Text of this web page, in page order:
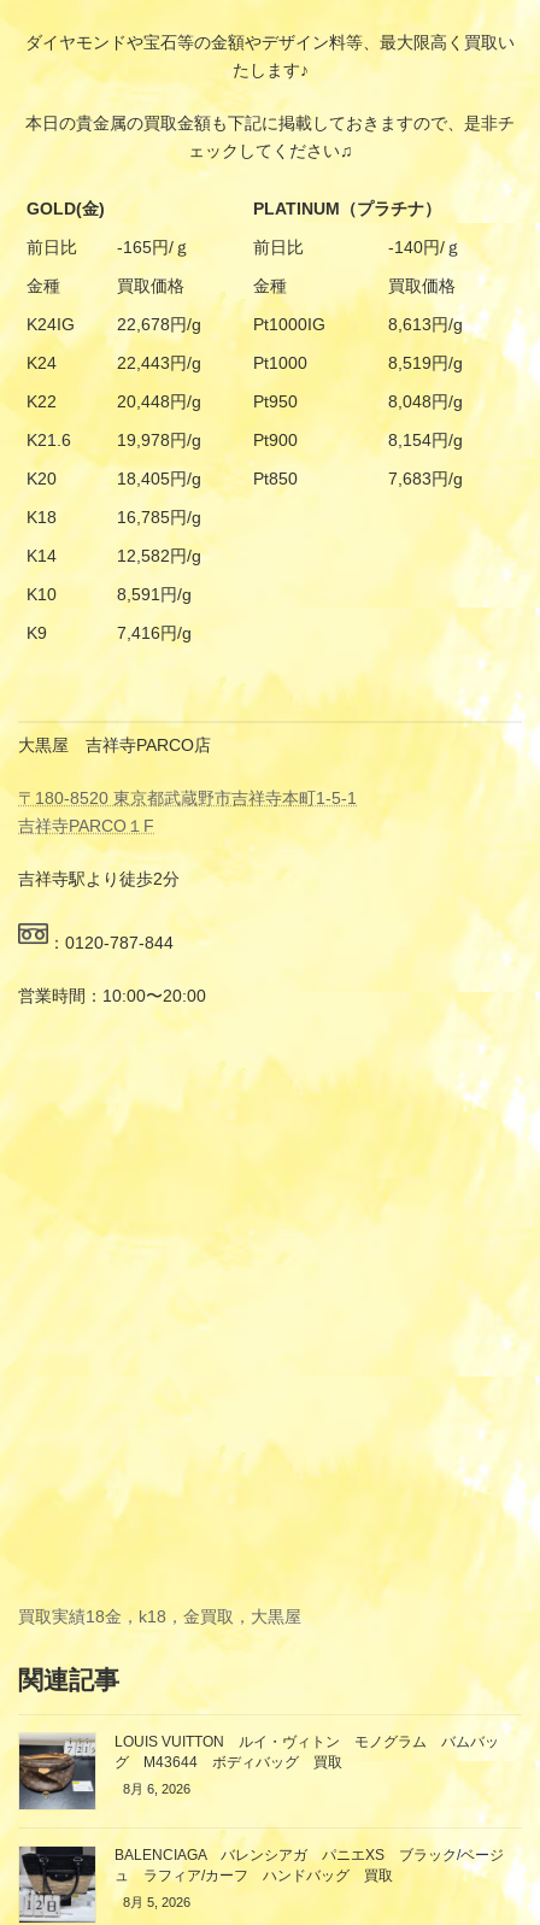
ダイヤモンドや宝石等の金額やデザイン料等、最大限高く買取い
たします♪
本日の貴金属の買取金額も下記に掲載しておきますので、是非チ
ェックしてください♫
GOLD(金)
PLATINUM（プラチナ）
前日比
-165円/ｇ 前日比
-140円/ｇ
金種
買取価格 金種
買取価格
K24IG
22,678円/g Pt1000IG
8,613円/g
K24
22,443円/g Pt1000
8,519円/g
K22
20,448円/g Pt950
8,048円/g
K21.6
19,978円/g Pt900
8,154円/g
K20
18,405円/g Pt850
7,683円/g
K18
16,785円/g
K14
12,582円/g
K10
8,591円/g
K9
7,416円/g
大黒屋 吉祥寺PARCO店
〒180-8520 東京都武蔵野市吉祥寺本町1-5-1
吉祥寺PARCO１F
吉祥寺駅より徒歩2分
：0120-787-844
営業時間：10:00〜20:00
買取実績18金，k18，金買取，大黒屋
関連記事
LOUIS VUITTON ルイ・ヴィトン モノグラム バムバッ
グ M43644 ボディバッグ 買取
8月 6, 2026
BALENCIAGA バレンシアガ パニエXS ブラック/ベージ
ュ ラフィア/カーフ ハンドバッグ 買取
8月 5, 2026